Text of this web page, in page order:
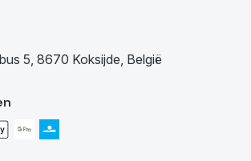
5, 8670 Koksijde, België